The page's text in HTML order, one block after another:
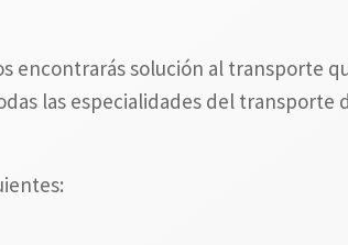
encontrarás solución al transporte
las especialidades del transporte